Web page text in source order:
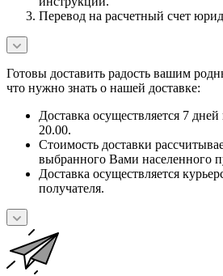
Перевод на расчетный счет
Готовы доставить радость вашим
что нужно знать о нашей доставке:
Доставка осуществляется 7
20.00.
Стоимость доставки
выбранного Вами населенного
Доставка осуществляется
получателя.